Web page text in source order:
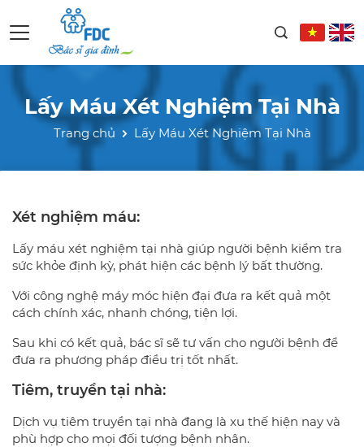
Lấy Máu Xét Nghiệm Tại Nhà
Trang chủ Lấy Máu Xét Nghiệm Tại Nhà
Xét nghiệm máu:
Lấy máu xét nghiệm tại nhà giúp người bệnh kiểm tra
sức khỏe định kỳ, phát hiện các bệnh lý bất thường.
Với công nghệ máy móc hiện đại đưa ra kết quả một
cách chính xác, nhanh chóng, tiện lợi.
Sau khi có kết quả, bác sĩ sẽ tư vấn cho người bệnh để
đưa ra phương pháp điều trị tốt nhất.
Tiêm, truyền tại nhà:
Dịch vụ tiêm truyền tại nhà đang là xu thế hiện nay và
phù hợp cho mọi đối tượng bệnh nhân.